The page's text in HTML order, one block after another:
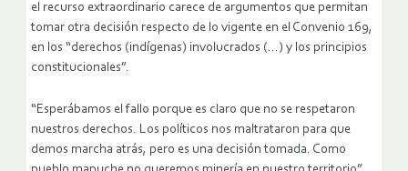
el recurso extraordinario carece de argumentos que permitan
tomar otra decisión respecto de lo vigente en el Convenio 169,
en los “derechos (indígenas) involucrados (…) y los principios
constitucionales”.
“Esperábamos el fallo porque es claro que no se respetaron
nuestros derechos. Los políticos nos maltrataron para que
demos marcha atrás, pero es una decisión tomada. Como